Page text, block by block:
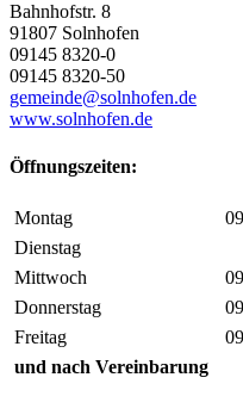
Bahnhofstr. 8
91807 Solnhofen
09145 8320-0
09145 8320-50
gemeinde@solnhofen.de
www.solnhofen.de
Öffnungszeiten:
Montag
Dienstag
Mittwoch
Donnerstag
Freitag
und nach Vereinbarung